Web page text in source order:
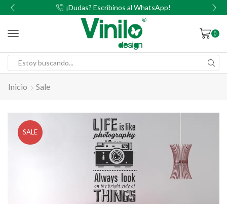
¡Dudas? Escribinos al WhatsApp!
0
Inicio Sale
SALE